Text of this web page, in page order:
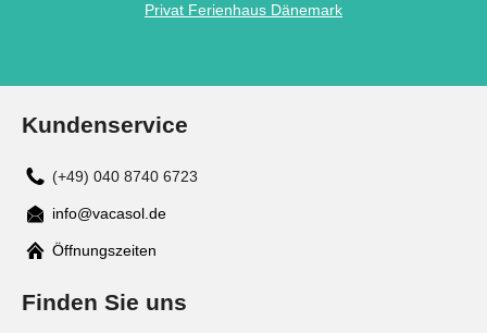
Privat Ferienhaus Dänemark
Kundenservice
(+49) 040 8740 6723
Mail
info@vacasol.de
Öffnungszeiten
Finden Sie uns